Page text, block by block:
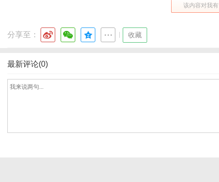
该内容对我
分享至： 收藏
最新评论(0)